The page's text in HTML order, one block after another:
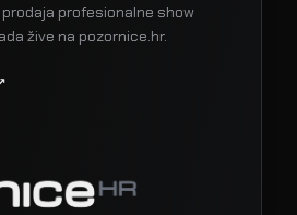
profesionalne show
žive na pozornice.hr.